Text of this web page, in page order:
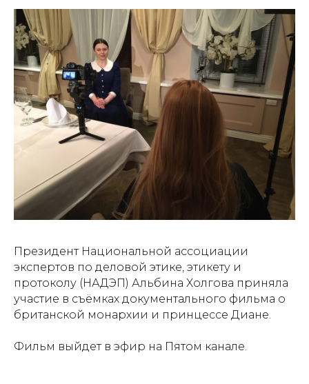
Президент Национальной ассоциации
экспертов по деловой этике, этикету и
протоколу (НАДЭП) Альбина Холгова приняла
участие в съёмках документального фильма о
британской монархии и принцессе Диане.
Фильм выйдет в эфир на Пятом канале.